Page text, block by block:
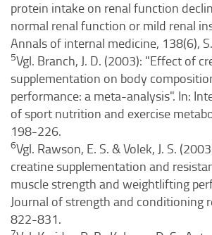
protein intake on renal function
normal renal function or mild renal
Annals of internal medicine, 138(6),
5Vgl. Branch, J. D. (2003): "Effect of
supplementation on body
performance: a meta-analysis". In:
of sport nutrition and exercise
198-226.
6Vgl. Rawson, E. S. & Volek, J. S.
creatine supplementation and
muscle strength and weightlifting
Journal of strength and conditioning
822-831.